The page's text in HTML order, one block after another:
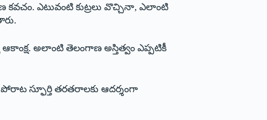
ఎటువంటి కుట్రలు వొచ్చినా, ఎలాంటి
అలాంటి తెలంగాణ అస్తిత్వం ఎప్పటికీ
స్ఫూర్తి తరతరాలకు ఆదర్శంగా